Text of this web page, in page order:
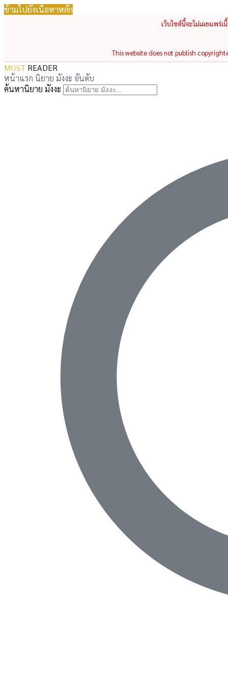
ข้ามไปยังเนื้อหาหลัก
เว็บไซต์นี้จะไม่เผยแพร่
This website does not publish
MOST READER
หน้าแรก นิยาย มังงะ อันดับ
ค้นหานิยาย มังงะ